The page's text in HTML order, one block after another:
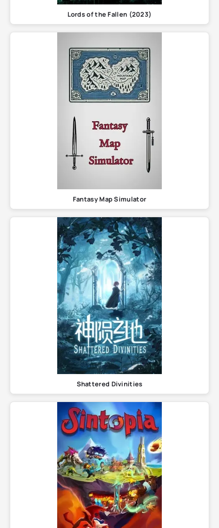
Lords of the Fallen (2023)
Fantasy Map Simulator
Shattered Divinities